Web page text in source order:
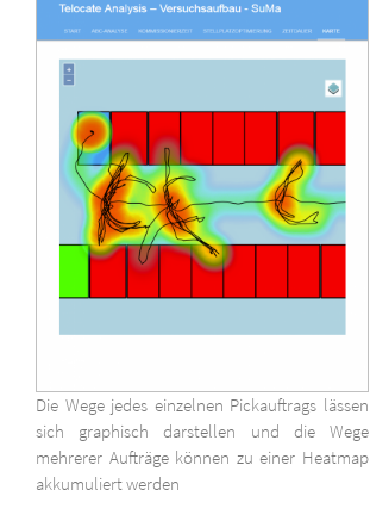
Die Wege jedes einzelnen Pickauftrags lässen
sich graphisch darstellen und die Wege
mehrerer Aufträge können zu einer Heatmap
akkumuliert werden